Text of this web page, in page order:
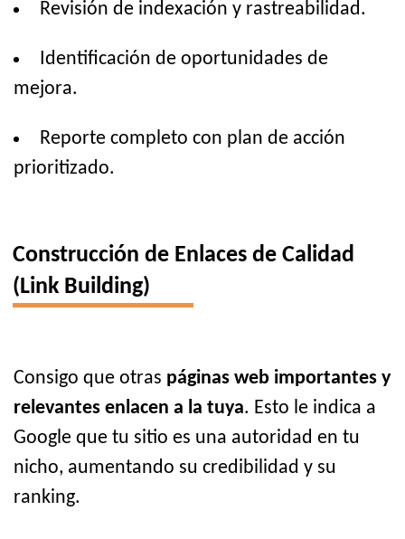
Revisión de indexación y rastreabilidad.
Identificación de oportunidades de
mejora.
Reporte completo con plan de acción
prioritizado.
Construcción de Enlaces de Calidad
(Link Building)
Consigo que otras páginas web importantes y
relevantes enlacen a la tuya. Esto le indica a
Google que tu sitio es una autoridad en tu
nicho, aumentando su credibilidad y su
ranking.